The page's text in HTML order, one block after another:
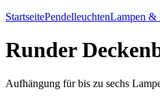
StartseitePendelleuchtenLampen &
Runder
Aufhängung für bis zu sechs